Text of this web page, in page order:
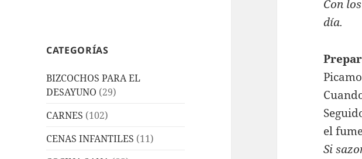
CATEGORÍAS
BIZCOCHOS PARA EL
DESAYUNO (29)
CARNES (102)
CENAS INFANTILES (11)
Con
día.
el
Si